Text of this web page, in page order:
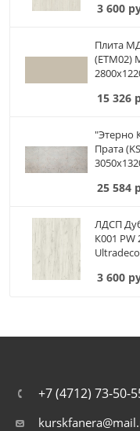
3 600
Плита
(ETM02)
15 326
"Этерно
Прата
25 584
ЛДСП
К001 PW
3 600
+7 (4712) 73-50-